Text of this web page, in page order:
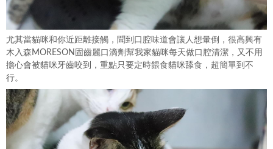
尤其當貓咪和你近距離接觸，聞到口腔味道會讓人想暈倒，很高興有
木入森MORESON固齒麗口滴劑幫我家貓咪每天做口腔清潔，又不用
擔心會被貓咪牙齒咬到，重點只要定時餵食貓咪舔食，超簡單到不
行。